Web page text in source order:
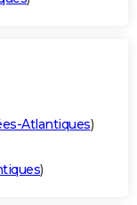
Atlantiques)
)